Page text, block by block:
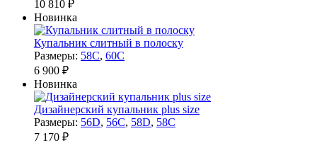
10 810 ₽
Новинка
Купальник слитный в полоску
Размеры: 58C, 60C
6 900 ₽
Новинка
Дизайнерский купальник plus size
Размеры: 56D, 56C, 58D, 58C
7 170 ₽